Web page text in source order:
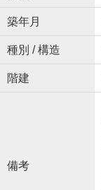
築年月
種別 / 構造
階建
備考